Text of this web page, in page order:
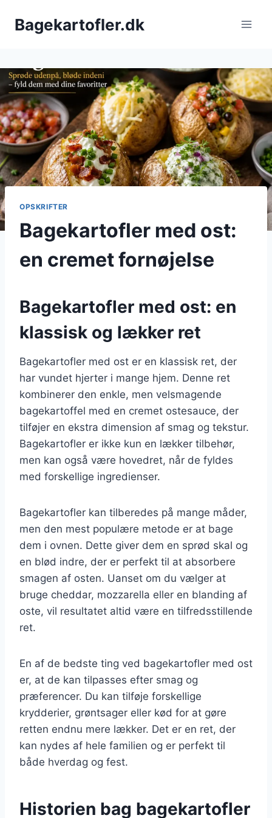
Bagekartofler.dk
OPSKRIFTER
Bagekartofler med ost:
en cremet fornøjelse
Bagekartofler med ost: en
klassisk og lækker ret
Bagekartofler med ost er en klassisk ret, der
har vundet hjerter i mange hjem. Denne ret
kombinerer den enkle, men velsmagende
bagekartoffel med en cremet ostesauce, der
tilføjer en ekstra dimension af smag og tekstur.
Bagekartofler er ikke kun en lækker tilbehør,
men kan også være hovedret, når de fyldes
med forskellige ingredienser.
Bagekartofler kan tilberedes på mange måder,
men den mest populære metode er at bage
dem i ovnen. Dette giver dem en sprød skal og
en blød indre, der er perfekt til at absorbere
smagen af osten. Uanset om du vælger at
bruge cheddar, mozzarella eller en blanding af
oste, vil resultatet altid være en tilfredsstillende
ret.
En af de bedste ting ved bagekartofler med ost
er, at de kan tilpasses efter smag og
præferencer. Du kan tilføje forskellige
krydderier, grøntsager eller kød for at gøre
retten endnu mere lækker. Det er en ret, der
kan nydes af hele familien og er perfekt til
både hverdag og fest.
Historien bag bagekartofler